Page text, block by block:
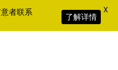
者联系
了解详情
X